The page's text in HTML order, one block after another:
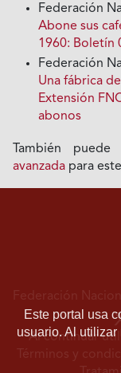
Federación
Abone sus
1960: Boletín
Federación
Una fábrica
Extensión
abonos
También puede
avanzada para
Este portal usa
usuario. Al
Federación
Al continuar
Términos y